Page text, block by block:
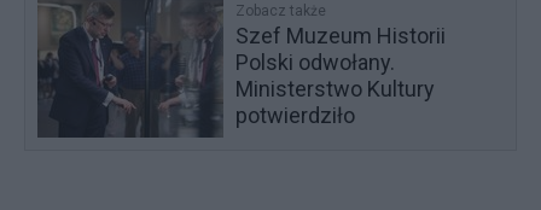
Zobacz także
Szef Muzeum Historii
Polski odwołany.
Ministerstwo Kultury
potwierdziło